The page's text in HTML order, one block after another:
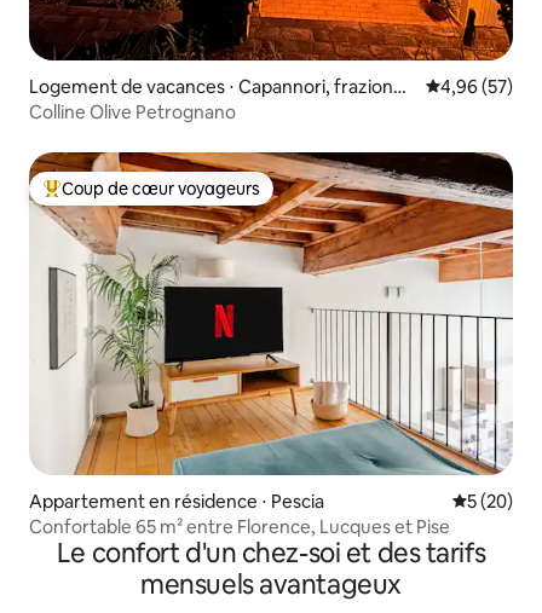
Logement de vacances ⋅ Capannori, frazione
Petrognano
Évaluation
4,96 (57)
Colline Olive Petrognano
Coups de cœur voyageurs les plus appréciés
Coup de cœur voyageurs
Appartement en résidence ⋅ Pescia
5 (20)
Confortable 65 m² entre Florence, Lucques et Pise
Le confort d'un chez-soi et des tarifs
mensuels avantageux